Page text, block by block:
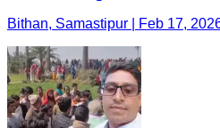
Bithan, Samastipur | Feb 17,